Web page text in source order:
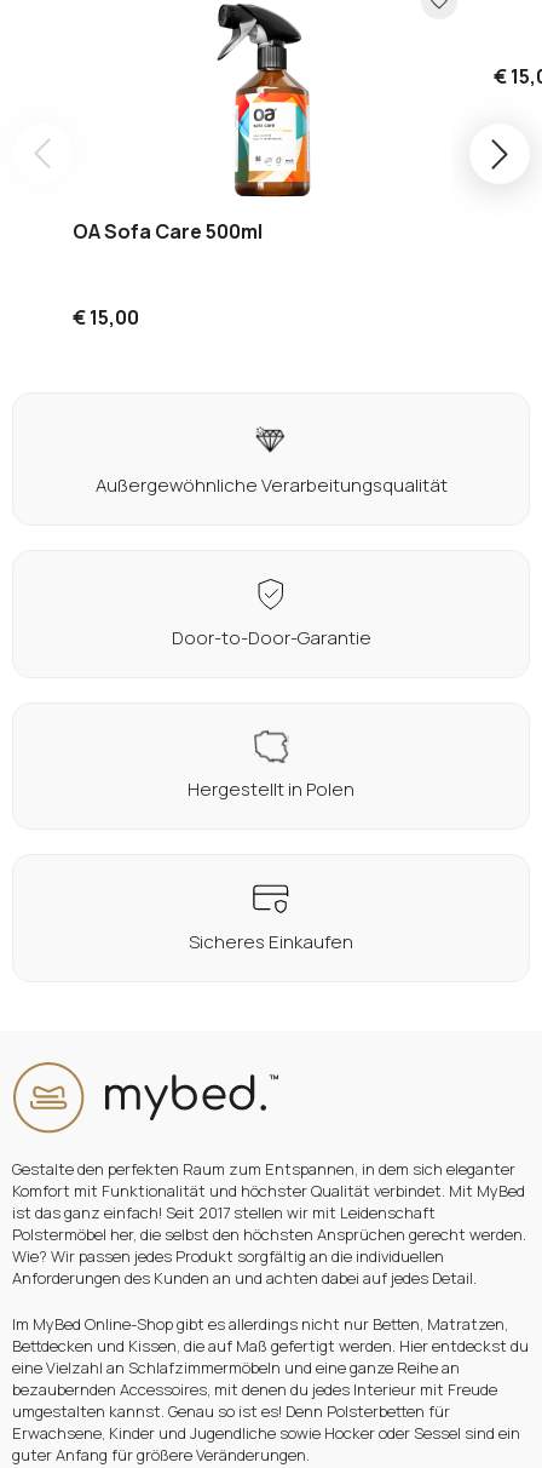
OA Sofa Care 500ml
€ 15,00
€
Außergewöhnliche Verarbeitungsqualität
Door-to-Door-Garantie
Hergestellt in Polen
Sicheres Einkaufen
Gestalte den perfekten Raum zum Entspannen, in dem sich eleganter
Komfort mit Funktionalität und höchster Qualität verbindet. Mit MyBed
ist das ganz einfach! Seit 2017 stellen wir mit Leidenschaft
Polstermöbel her, die selbst den höchsten Ansprüchen gerecht werden.
Wie? Wir passen jedes Produkt sorgfältig an die individuellen
Anforderungen des Kunden an und achten dabei auf jedes Detail.
Im MyBed Online-Shop gibt es allerdings nicht nur Betten, Matratzen,
Bettdecken und Kissen, die auf Maß gefertigt werden. Hier entdeckst du
eine Vielzahl an Schlafzimmermöbeln und eine ganze Reihe an
bezaubernden Accessoires, mit denen du jedes Interieur mit Freude
umgestalten kannst. Genau so ist es! Denn Polsterbetten für
Erwachsene, Kinder und Jugendliche sowie Hocker oder Sessel sind ein
guter Anfang für größere Veränderungen.